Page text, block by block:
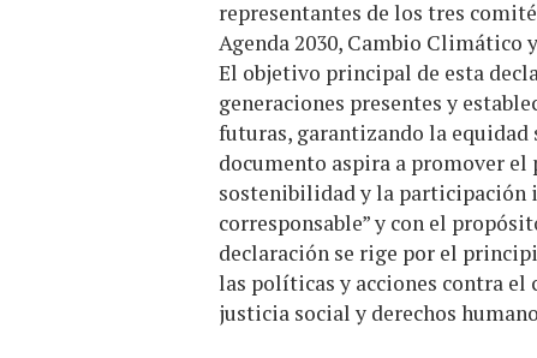
representantes de los tres
Agenda 2030, Cambio Climático
El objetivo principal de esta
generaciones presentes y
futuras, garantizando la
documento aspira a promover
sostenibilidad y la participación
corresponsable” y con el
declaración se rige por el
las políticas y acciones contra
justicia social y derechos